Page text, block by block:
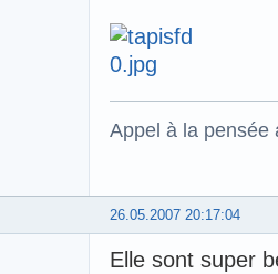
Appel à la pensée
26.05.2007 20:17:04
Elle sont super